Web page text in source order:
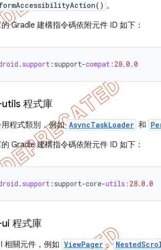
。
Gradle 建構指令碼依附元件 ID 如下：
. support : support-compat: 28.0 .0
程式庫
程式類別，例如 AsyncTaskLoader 和
Gradle 建構指令碼依附元件 ID 如下：
. support : support-core-utils: 28.0 .0
程式庫
相關元件，例如 ViewPager 、